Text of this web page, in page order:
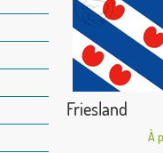
Friesland
À